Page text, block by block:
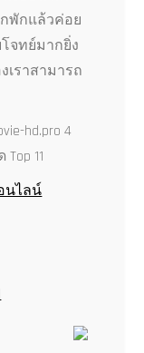
พักแล้วค่อย
จทย์มากยิ่ง
เราสามารถ
hd.pro 4
11
นไลน์